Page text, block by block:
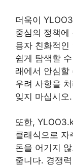
더욱이
중심의 정책에
용자 친화적인
쉽게 탐색할
래에서 안심할
우려 사항을
잊지 마십시오.
또한,
클래식으로 자
돈을 어기지
줍니다. 경쟁